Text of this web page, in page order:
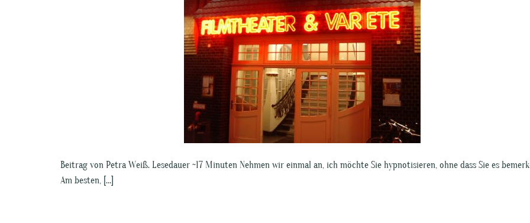
Beitrag von Petra Weiß. Lesedauer ~17 Minuten Nehmen wir einmal an, ich möchte Sie hypnotisieren, ohne dass Sie es
Am besten, […]